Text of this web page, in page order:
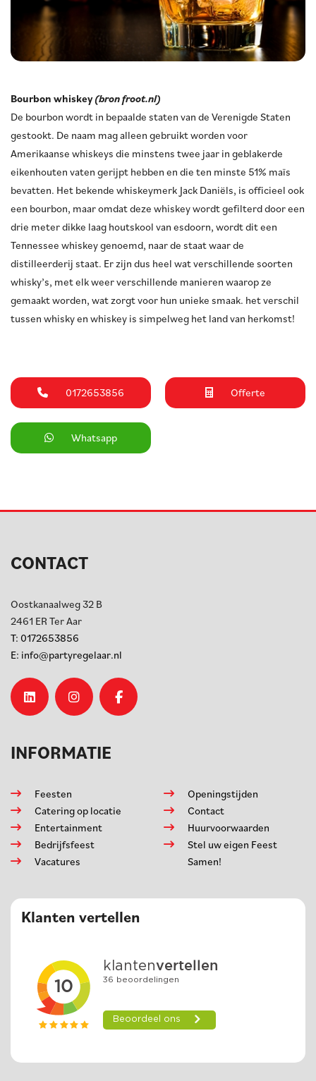
Bourbon whiskey(bron froot.nl)
De bourbon wordt in bepaalde staten van de Verenigde Staten
gestookt. De naam mag alleen gebruikt worden voor
Amerikaanse whiskeys die minstens twee jaar in geblakerde
eikenhouten vaten gerijpt hebben en die ten minste 51% maïs
bevatten. Het bekende whiskeymerk Jack Daniëls, is officieel ook
een bourbon, maar omdat deze whiskey wordt gefilterd door een
drie meter dikke laag houtskool van esdoorn, wordt dit een
Tennessee whiskey genoemd, naar de staat waar de
distilleerderij staat. Er zijn dus heel wat verschillende soorten
whisky’s, met elk weer verschillende manieren waarop ze
gemaakt worden, wat zorgt voor hun unieke smaak. het verschil
tussen whisky en whiskey is simpelweg het land van herkomst!
0172653856 Offerte
Whatsapp
CONTACT
Oostkanaalweg 32 B
2461 ER Ter Aar
T: 0172653856
E: info@partyregelaar.nl
INFORMATIE
Feesten
Catering op locatie
Entertainment
Bedrijfsfeest
Vacatures
Openingstijden
Contact
Huurvoorwaarden
Stel uw eigen Feest
Samen!
Klanten vertellen